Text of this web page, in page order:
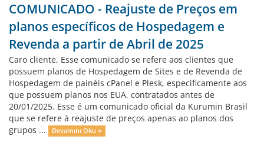
COMUNICADO - Reajuste de Preços em
planos específicos de Hospedagem e
Revenda a partir de Abril de 2025
Caro cliente, Esse comunicado se refere aos clientes que
possuem planos de Hospedagem de Sites e de Revenda de
Hospedagem de painéis cPanel e Plesk, especificamente aos
que possuem planos nos EUA, contratados antes de
20/01/2025. Esse é um comunicado oficial da Kurumin Brasil
que se refere à reajuste de preços apenas ao planos dos
grupos ...
Devamını Oku »